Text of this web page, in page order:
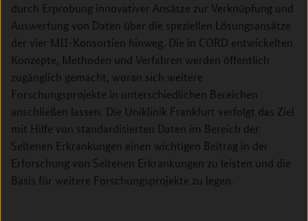
durch Erprobung innovativer Ansätze zur Verknüpfung und
Auswertung von Daten über die speziellen Lösungsansätze
der vier MII-Konsortien hinweg. Die in CORD entwickelten
Konzepte, Methoden und Verfahren werden öffentlich
zugänglich gemacht, woran sich weitere
Forschungsprojekte in unterschiedlichen Bereichen
anschließen lassen. Die Uniklinik Frankfurt verfolgt das Ziel
mit Hilfe von standardisierten Daten im Bereich der
Seltenen Erkrankungen einen wichtigen Beitrag in der
Erforschung von Seltenen Erkrankungen zu leisten und die
Basis für weitere Forschungsprojekte zu legen.